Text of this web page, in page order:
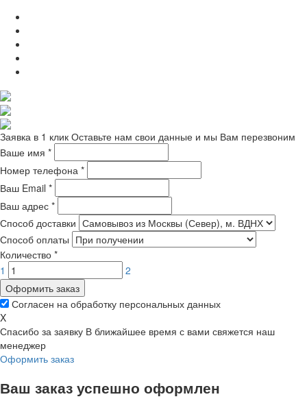
Заявка в 1 клик Оставьте нам свои данные и мы Вам перезвоним
Ваше имя *
Номер телефона *
Ваш Email *
Ваш адрес *
Способ доставки
Способ оплаты
Количество *
1
2
Оформить заказ
Согласен на обработку персональных данных
X
Спасибо за заявку В ближайшее время с вами свяжется наш
менеджер
Оформить заказ
Ваш заказ успешно оформлен